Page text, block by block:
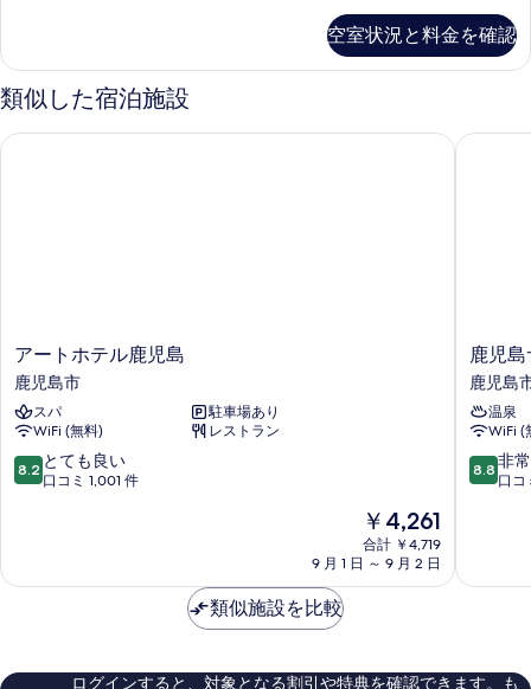
表
示
る
寝
不
可)
真
を
表
す
+8
畳
(お
様
空室状況と料金を確認
類似した宿泊施設
ア
ー
ト
ホ
テ
ル
鹿
島
アートホテル鹿児島
鹿児島市
スパ
駐車場あり
WiFi (無料)
レストラン
10
段
て
口
8.2 とても良い
口コミ 1,001 件
現
在
の
￥4,261
合計 ￥4,719
9 月 1 日 ～ 9 月 2 日
アートホテル鹿児島
鹿
児
島
サ
ン
ロ
イ
ル
市
鹿児
鹿児島
温泉
WiFi (
10
段
常
口
8.8 非
口コ
鹿児島
類似施設を比較
ログインすると、対象となる割引や特典を確認できます。も